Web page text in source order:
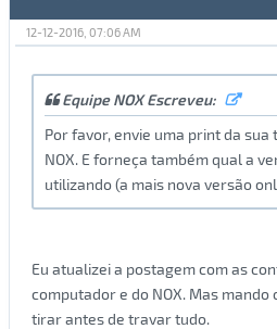
12-12-2016, 07:06 AM
Equipe NOX Escreveu:
Por favor, envie uma print da
NOX. E forneça também qual a
utilizando (a mais nova versão
Eu atualizei a postagem com as
computador e do NOX. Mas
tirar antes de travar tudo.